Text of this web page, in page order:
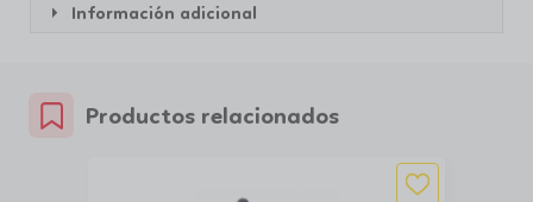
Información adicional
Productos relacionados